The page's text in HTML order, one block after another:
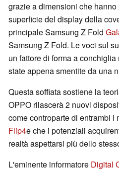
grazie a dimensioni che
superficie del display della
principale Samsung Z Fold
Samsung Z Fold. Le voci sul
un fattore di forma a
state appena smentite da una
Questa soffiata sostiene la
OPPO rilascerà 2 nuovi
come controparte di entrambi i
Flip4e che i potenziali
realtà aspettarsi più dello
L'eminente informatore Digital